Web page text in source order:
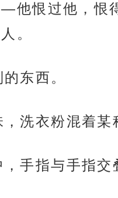
他恨过他，恨
。
东西。
洗衣粉混着某
手指与手指交